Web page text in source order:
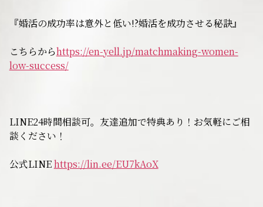
お知らせ
『婚活の成功率は意外と低い!?婚活を成功させる秘訣』
こちらからhttps://en-yell.jp/matchmaking-women-
low-success/
LINE24時間相談可。友達追加で特典あり！お気軽にご相
談ください！
公式LINEhttps://lin.ee/EU7kAoX